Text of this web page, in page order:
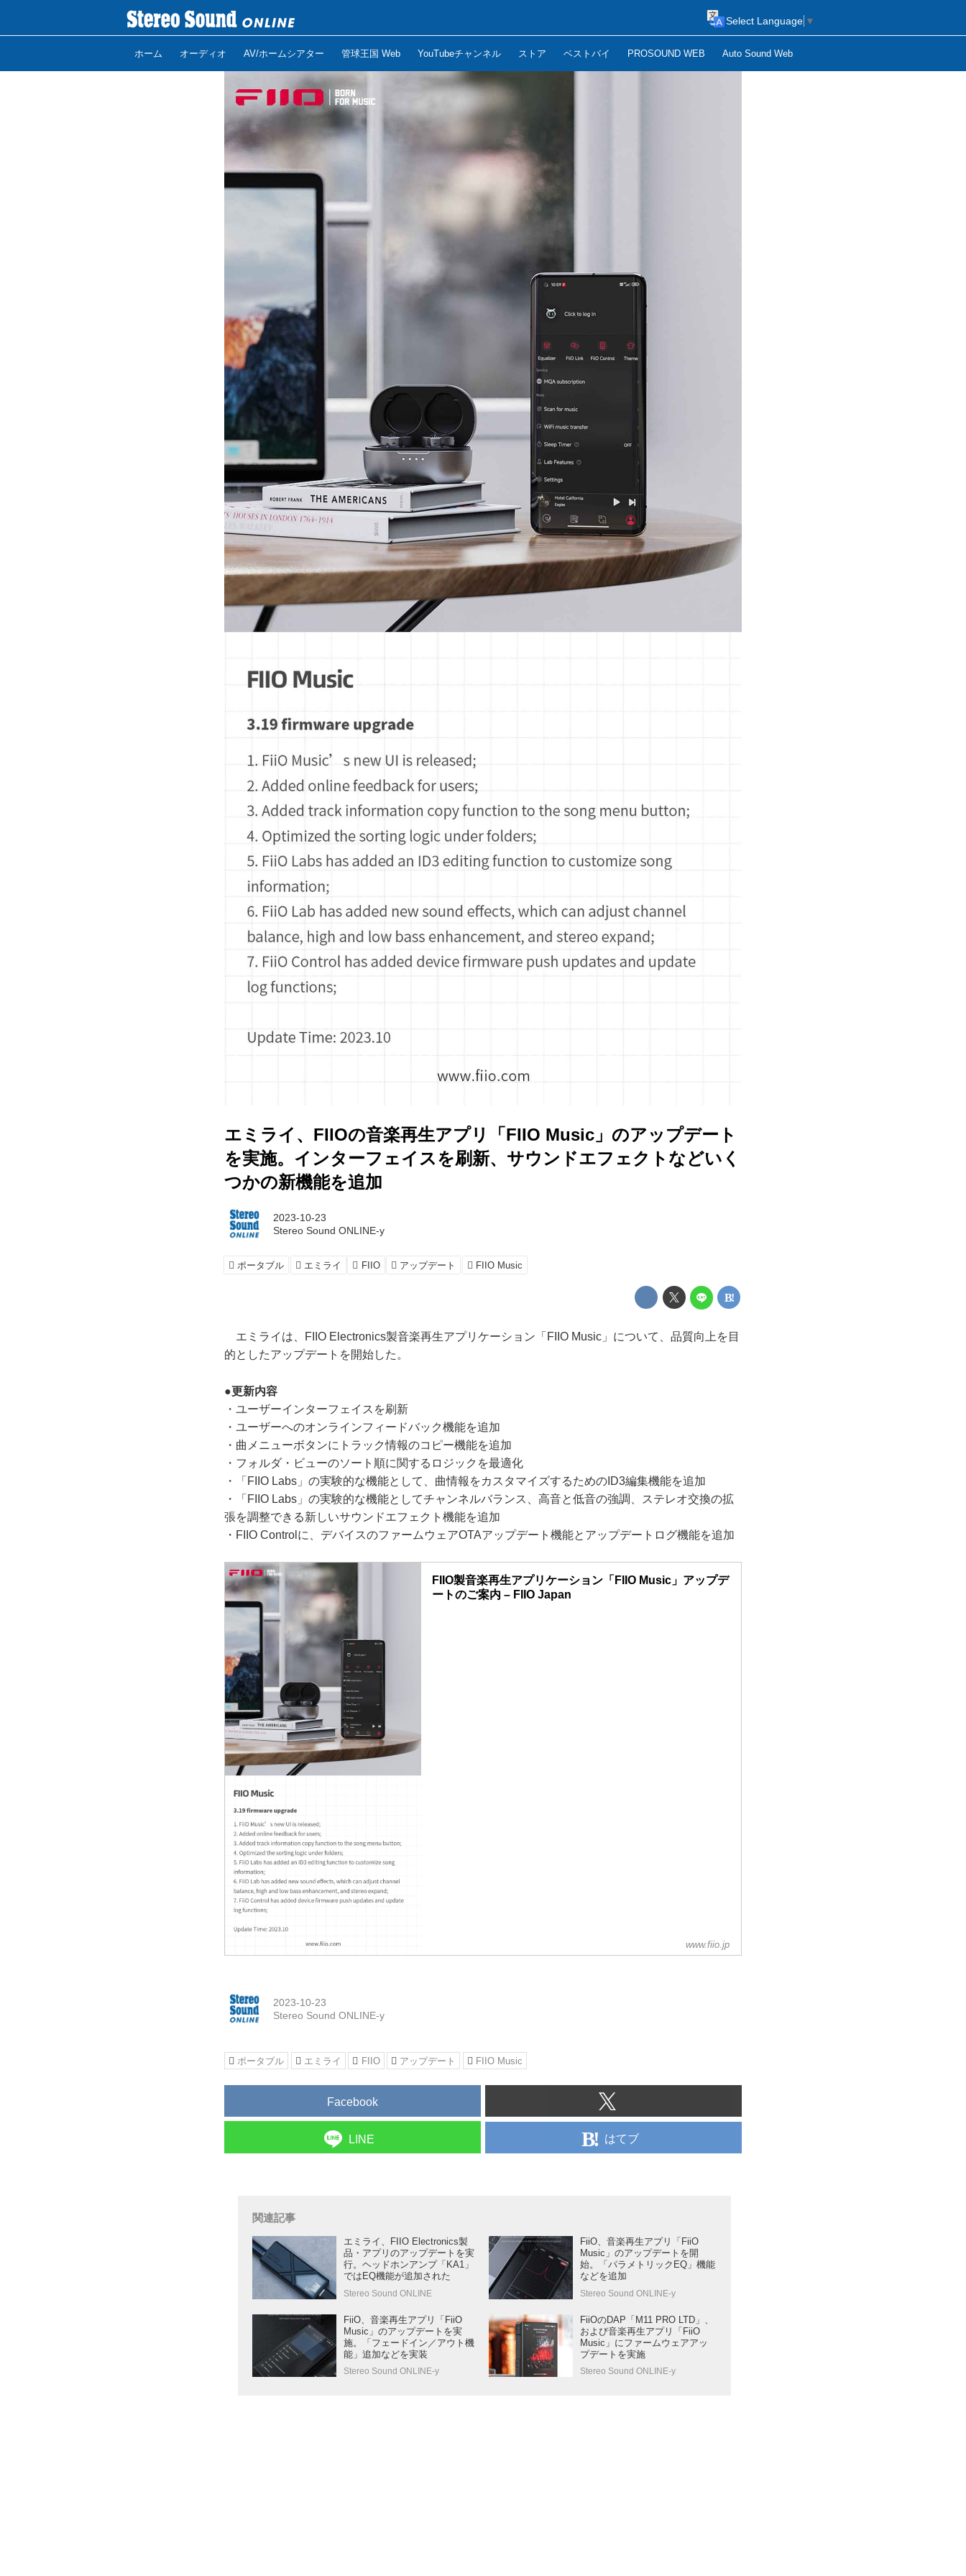
ホーム オーディオ AV/ホームシアター 管球王国 Web YouTubeチャンネル ストア ベストバイ PROSOUND WEB Auto Sound Web
Select Language ▼
エミライ、FIIOの音楽再生アプリ「FIIO Music」のアップデート
を実施。インターフェイスを刷新、サウンドエフェクトなどいく
つかの新機能を追加
2023-10-23
Stereo Sound ONLINE-y
ポータブル エミライ FIIO アップデート FIIO Music
エミライは、FIIO Electronics製音楽再生アプリケーション「FIIO Music」について、品質向上を目
的としたアップデートを開始した。
●更新内容
・ユーザーインターフェイスを刷新
・ユーザーへのオンラインフィードバック機能を追加
・曲メニューボタンにトラック情報のコピー機能を追加
・フォルダ・ビューのソート順に関するロジックを最適化
・「FIIO Labs」の実験的な機能として、曲情報をカスタマイズするためのID3編集機能を追加
・「FIIO Labs」の実験的な機能としてチャンネルバランス、高音と低音の強調、ステレオ交換の拡
張を調整できる新しいサウンドエフェクト機能を追加
・FIIO Controlに、デバイスのファームウェアOTAアップデート機能とアップデートログ機能を追加
FIIO製音楽再生アプリケーション「FIIO Music」アップデ
ートのご案内 – FIIO Japan
www.fiio.jp
2023-10-23
Stereo Sound ONLINE-y
ポータブル エミライ FIIO アップデート FIIO Music
Facebook
LINE はてブ
関連記事
エミライ、FIIO Electronics製
品・アプリのアップデートを実
行。ヘッドホンアンプ「KA1」
ではEQ機能が追加された
Stereo Sound ONLINE
FiiO、音楽再生アプリ「FiiO
Music」のアップデートを開
始。「パラメトリックEQ」機能
などを追加
Stereo Sound ONLINE-y
FiiO、音楽再生アプリ「FiiO
Music」のアップデートを実
施。「フェードイン／アウト機
能」追加などを実装
Stereo Sound ONLINE-y
FiiOのDAP「M11 PRO LTD」、
および音楽再生アプリ「FiiO
Music」にファームウェアアッ
プデートを実施
Stereo Sound ONLINE-y